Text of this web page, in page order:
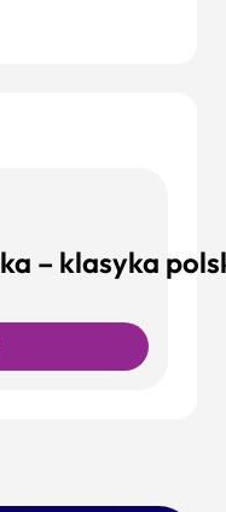
– klasyka